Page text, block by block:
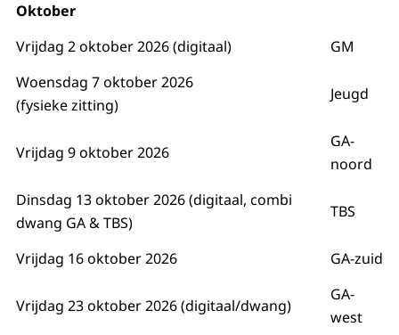
Oktober
Vrijdag 2 oktober 2026 (digitaal)
GM
Woensdag 7 oktober 2026
(fysieke zitting)
Jeugd
Vrijdag 9 oktober 2026
GA-
noord
Dinsdag 13 oktober 2026 (digitaal, combi
dwang GA & TBS)
TBS
Vrijdag 16 oktober 2026 GA-zuid
Vrijdag 23 oktober 2026 (digitaal/dwang)
GA-
west